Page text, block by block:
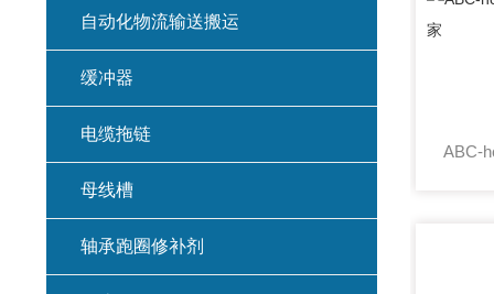
自动化物流输送搬运
缓冲器
电缆拖链
母线槽
轴承跑圈修补剂